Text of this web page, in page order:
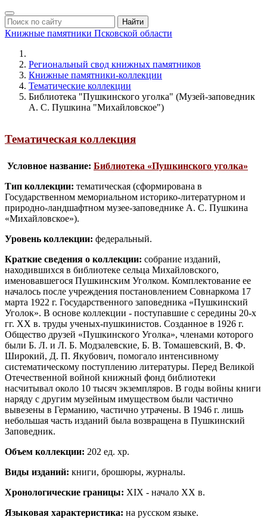
Найти
Книжные памятники Псковской области
Региональный свод книжных памятников
Книжные памятники-коллекции
Тематические коллекции
Библиотека "Пушкинского уголка" (Музей-заповедник
А. С. Пушкина "Михайловское")
Тематическая коллекция
Условное название: Библиотека «Пушкинского уголка»
Тип коллекции: тематическая (сформирована в
Государственном мемориальном историко-литературном и
природно-ландшафтном музее-заповеднике А. С. Пушкина
«Михайловское»).
Уровень коллекции: федеральный.
Краткие сведения о коллекции: собрание изданий,
находившихся в библиотеке сельца Михайловского,
именовавшегося Пушкинским Уголком. Комплектование ее
началось после учреждения постановлением Совнаркома 17
марта 1922 г. Государственного заповедника «Пушкинский
Уголок». В основе коллекции - поступавшие с середины 20-х
гг. XX в. труды ученых-пушкинистов. Созданное в 1926 г.
Общество друзей «Пушкинского Уголка», членами которого
были Б. Л. и Л. Б. Модзалевские, Б. В. Томашевский, В. Ф.
Широкий, Д. П. Якубович, помогало интенсивному
систематическому поступлению литературы. Перед Великой
Отечественной войной книжный фонд библиотеки
насчитывал около 10 тысяч экземпляров. В годы войны книги
наряду с другим музейным имуществом были частично
вывезены в Германию, частично утрачены. В 1946 г. лишь
небольшая часть изданий была возвращена в Пушкинский
Заповедник.
Объем коллекции: 202 ед. хр.
Виды изданий: книги, брошюры, журналы.
Хронологические границы: XIX - начало XX в.
Языковая характеристика: на русском языке.